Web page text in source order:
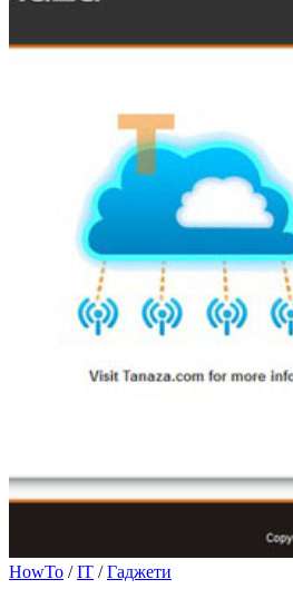
HowTo /IT /Гаджети